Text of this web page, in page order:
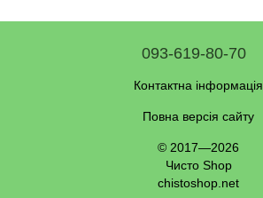
093-619-80-70
Контактна інформація
Повна версія сайту
© 2017—2026
Чисто Shop
chistoshop.net